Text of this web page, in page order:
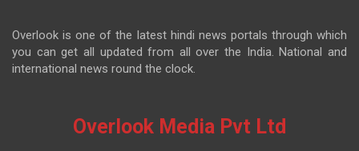
Overlook is one of the latest hindi news portals through which
you can get all updated from all over the India. National and
international news round the clock.
Overlook Media Pvt Ltd